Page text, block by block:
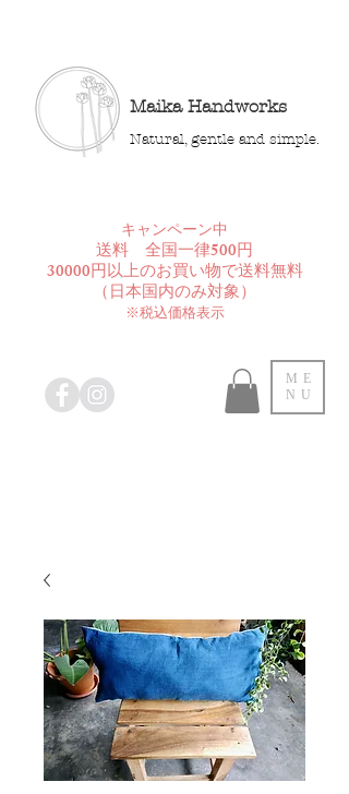
Maika Handworks
Natural, gentle and simple.
​キャンペーン中
送料 全国一律500円
30000円以上のお買い物で送料無料
​（日本国内のみ対象）
※税込価格表示
ME
NU